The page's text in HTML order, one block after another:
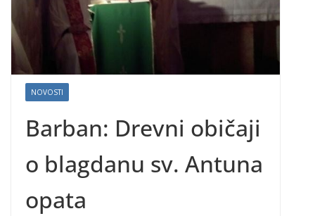
NOVOSTI
Barban: Drevni običaji
o blagdanu sv. Antuna
opata